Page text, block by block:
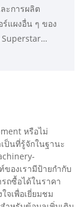
ะการผลิต
ร์แผงอื่น ๆ ของ
หรือไม่
ป็นที่รู้จักในฐานะ
องเรามีป้ายกำกับ
ถซื้อได้ในราคา
จเพื่อเยี่ยมชม